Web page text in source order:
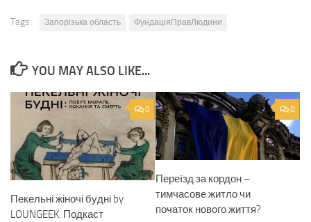
Tags: Запорізька область ФундаціяПравЛюдини
YOU MAY ALSO LIKE...
0
Пекельні жіночі будні by
LOUNGEEK. Подкаст
0
Переїзд за кордон –
тимчасове житло чи
початок нового життя?